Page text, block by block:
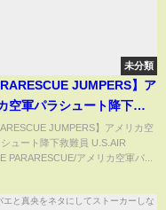
未分類
JUMPERS】ア
空軍パラシュート降下救
JUMPERS】アメリカ空
ュート降下救難員 U.S.AIR
PARARESCUE/アメリカ空軍パ...